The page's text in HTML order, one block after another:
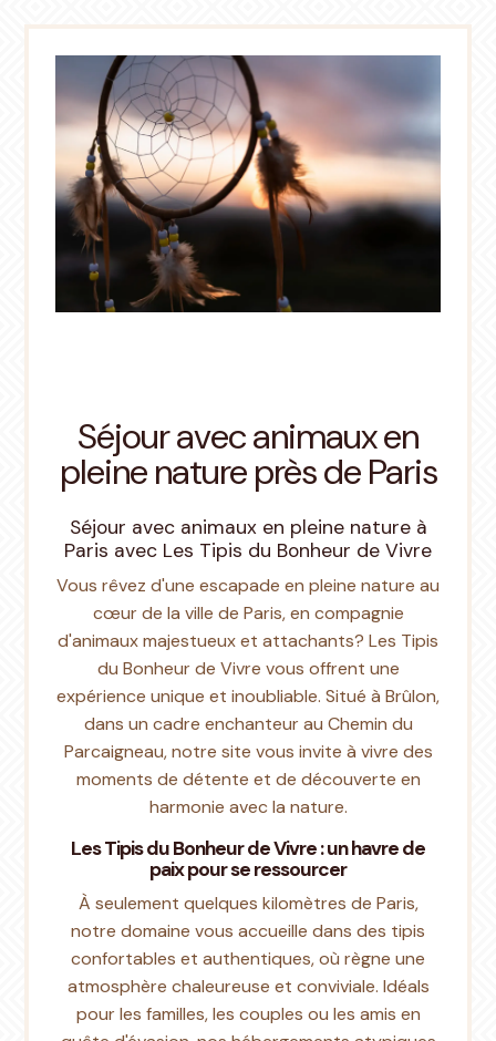
Séjour avec animaux en
pleine nature près de Paris
Séjour avec animaux en pleine nature à
Paris avec Les Tipis du Bonheur de Vivre
Vous rêvez d'une escapade en pleine nature au
cœur de la ville de Paris, en compagnie
d'animaux majestueux et attachants? Les Tipis
du Bonheur de Vivre vous offrent une
expérience unique et inoubliable. Situé à Brûlon,
dans un cadre enchanteur au Chemin du
Parcaigneau, notre site vous invite à vivre des
moments de détente et de découverte en
harmonie avec la nature.
Les Tipis du Bonheur de Vivre : un havre de
paix pour se ressourcer
À seulement quelques kilomètres de Paris,
notre domaine vous accueille dans des tipis
confortables et authentiques, où règne une
atmosphère chaleureuse et conviviale. Idéals
pour les familles, les couples ou les amis en